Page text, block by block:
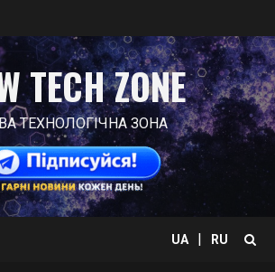
TECH ZONE
ТЕХНОЛОГІЧНА ЗОНА
UA | RU